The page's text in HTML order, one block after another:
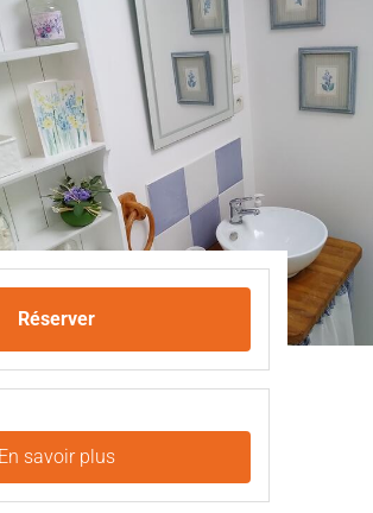
Réserver
En savoir plus